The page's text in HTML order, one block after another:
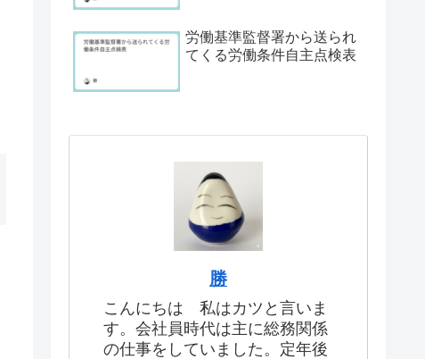
労働基準監督署から送られ
てくる労働条件自主点検表
勝
こんにちは 私はカツと言いま
す。会社員時代は主に総務関係
の仕事をしていました。定年後